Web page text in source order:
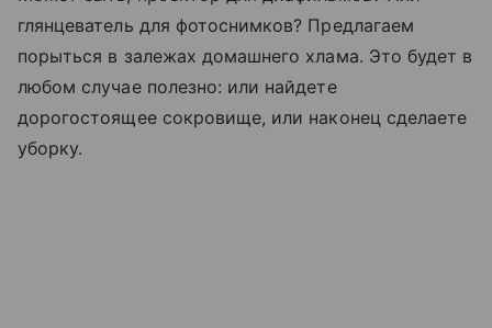
глянцеватель для фотоснимков? Предлагаем
порыться в залежах домашнего хлама. Это будет в
любом случае полезно: или найдете
дорогостоящее сокровище, или наконец сделаете
уборку.